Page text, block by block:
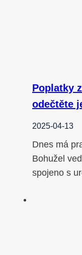
Poplatky
odečtěte
2025-04-13
Dnes má
Bohužel
spojeno s